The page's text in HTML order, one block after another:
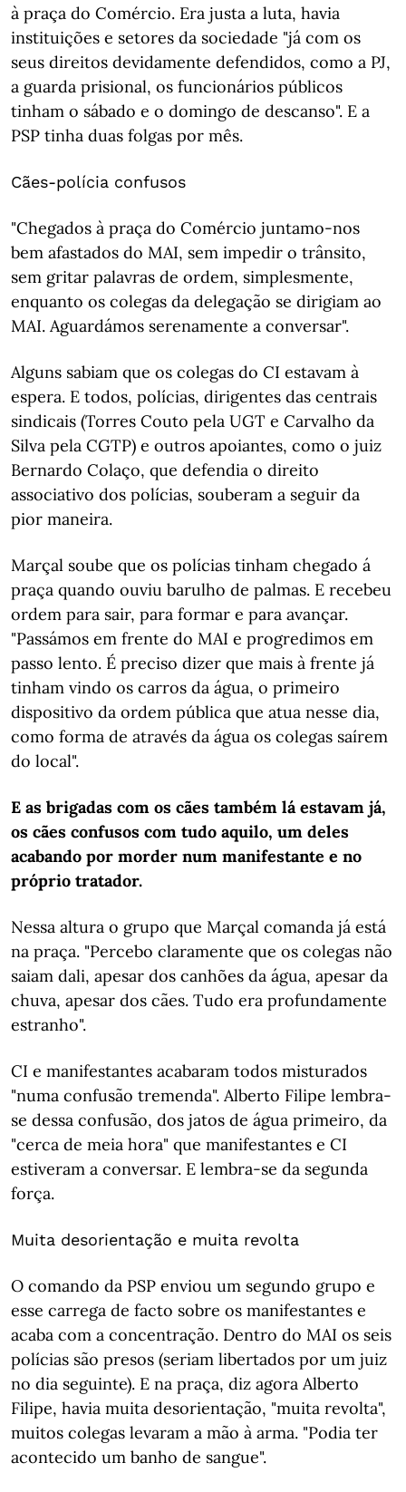
à praça do Comércio. Era justa a luta, havia
instituições e setores da sociedade "já com os
seus direitos devidamente defendidos, como a PJ,
a guarda prisional, os funcionários públicos
tinham o sábado e o domingo de descanso". E a
PSP tinha duas folgas por mês.
Cães-polícia confusos
"Chegados à praça do Comércio juntamo-nos
bem afastados do MAI, sem impedir o trânsito,
sem gritar palavras de ordem, simplesmente,
enquanto os colegas da delegação se dirigiam ao
MAI. Aguardámos serenamente a conversar".
Alguns sabiam que os colegas do CI estavam à
espera. E todos, polícias, dirigentes das centrais
sindicais (Torres Couto pela UGT e Carvalho da
Silva pela CGTP) e outros apoiantes, como o juiz
Bernardo Colaço, que defendia o direito
associativo dos polícias, souberam a seguir da
pior maneira.
Marçal soube que os polícias tinham chegado á
praça quando ouviu barulho de palmas. E recebeu
ordem para sair, para formar e para avançar.
"Passámos em frente do MAI e progredimos em
passo lento. É preciso dizer que mais à frente já
tinham vindo os carros da água, o primeiro
dispositivo da ordem pública que atua nesse dia,
como forma de através da água os colegas saírem
do local".
E as brigadas com os cães também lá estavam já,
os cães confusos com tudo aquilo, um deles
acabando por morder num manifestante e no
próprio tratador.
Nessa altura o grupo que Marçal comanda já está
na praça. "Percebo claramente que os colegas não
saiam dali, apesar dos canhões da água, apesar da
chuva, apesar dos cães. Tudo era profundamente
estranho".
CI e manifestantes acabaram todos misturados
"numa confusão tremenda". Alberto Filipe lembra-
se dessa confusão, dos jatos de água primeiro, da
"cerca de meia hora" que manifestantes e CI
estiveram a conversar. E lembra-se da segunda
força.
Muita desorientação e muita revolta
O comando da PSP enviou um segundo grupo e
esse carrega de facto sobre os manifestantes e
acaba com a concentração. Dentro do MAI os seis
polícias são presos (seriam libertados por um juiz
no dia seguinte). E na praça, diz agora Alberto
Filipe, havia muita desorientação, "muita revolta",
muitos colegas levaram a mão à arma. "Podia ter
acontecido um banho de sangue".